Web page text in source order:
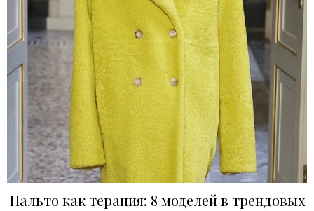
Пальто как терапия: 8 моделей в трендовых